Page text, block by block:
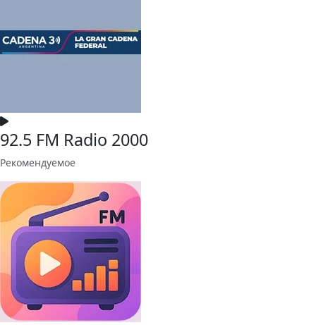
92.5 FM Radio 2000
Рекомендуемое